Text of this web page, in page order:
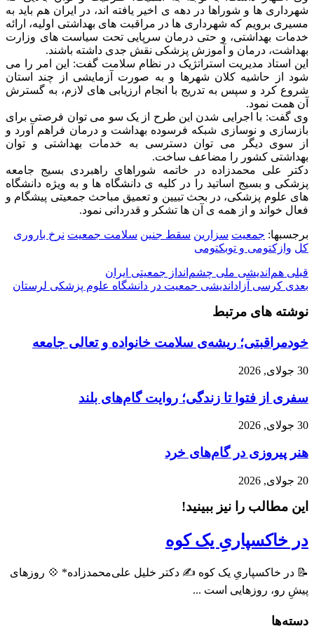
شهرداری ها و شوراها در دهه ی اخیر یافته اند، در ایران هم باید به
مسیری برویم که شهرداری ها در مراقبت های بهداشتی اولیه، ارائه
خدمات بهداشتی، و حتی درمان سرپایی تحت سیاست های وزارت
بهداشت، درمان و آموزش پزشکی نقش جدی داشته باشند.
این استاد مدیریت استراتژیک در نظام سلامت گفت: این امر را می
شود از حاشیه کلان شهرها و به صورت آزمایشی از چند استان
شروع کرد و سپس به تدریج با انجام ارزیابی های لازم، به گسترش
آن همت نمود.
وی گفت: با اجرایی شدن این طرح از یک سو می توان فرصتی برای
بازسازی و نوسازی شبکه فرسوده بهداشت و درمان فراهم آورد و
از سوی دیگر می توان دسترسی به خدمات بهداشتی و توان
بهداشتی کشور را مضاعف ساخت.
دکتر علی محمدزاده در خاتمه شوراهای راهبردی بسیج جامعه
پزشکی و بسیج اساتید را در کلیه ی دانشگاه ها و به ویژه دانشگاه
های علوم پزشکی، در بحث تبیین و تعمیق مباحث جمعیتی پیشگام و
فعال خواند و از همه ی آن ها تشکر و قدردانی نمود.
برجسبها: جمعیت سزارین سقط جنین سلامت جمعیت نرخ باروری
کل وازکتومی و توبکتومی
قبلی هم‌اندیشی ملی چشم‌انداز جمعیتی ایران
بعدی کرسی آزاداندیشی جمعیت در دانشگاه علوم پزشکی لرستان
نوشته های مرتبط
خودمراقبتی؛ ریشه‌ی سلامت خانواده و تعالی جامعه
30 جولای, 2026
سفری از فتوا تا زندگی؛ روایت گام‌های بلند
30 جولای, 2026
هنر پیروزی در گام‌های خرد
20 جولای, 2026
این مطالب را نیز ببینید!
در خاکسپاریِ یک کوه
📝 در خاکسپاریِ یک کوه ✍️ دکتر خلیل علی‌محمدزاده* 💠 روزهای
پیشِ رو، روزهایی است ...
دسته‌ها